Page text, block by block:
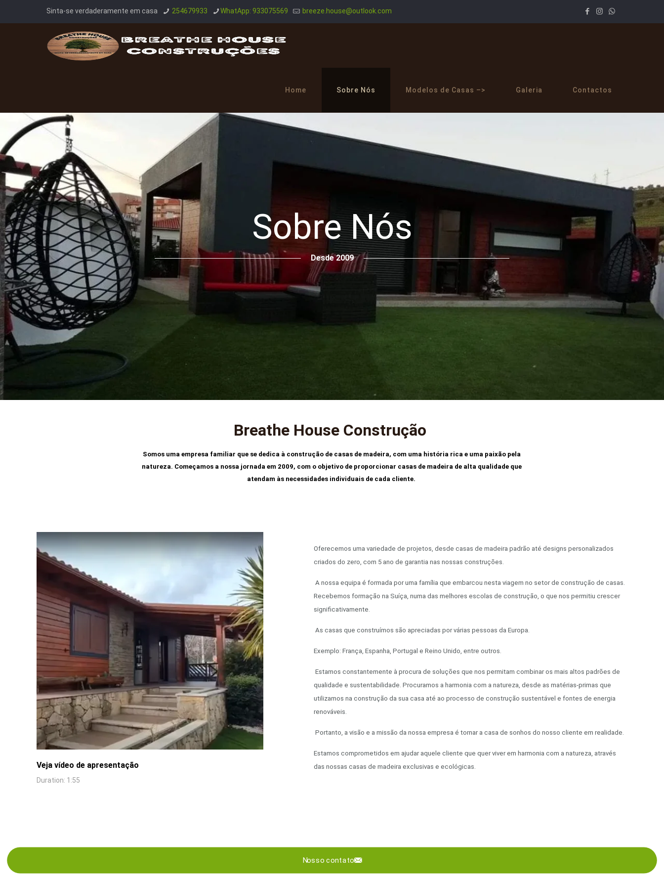
Sinta-se verdaderamente em casa 254679933 WhatApp: 933075569 breeze.house@outlook.com
Home Sobre Nós Modelos de Casas –> Galeria Contactos
Sobre Nós
Desde 2009
Breathe House Construção
Somos uma empresa familiar que se dedica à construção de casas de madeira, com uma história rica e uma paixão pela
natureza. Começamos a nossa jornada em 2009, com o objetivo de proporcionar casas de madeira de alta qualidade que
atendam às necessidades individuais de cada cliente.
Veja vídeo de apresentação
Duration: 1:55
Oferecemos uma variedade de projetos, desde casas de madeira padrão até designs personalizados
criados do zero, com 5 ano de garantia nas nossas construções.
A nossa equipa é formada por uma família que embarcou nesta viagem no setor de construção de casas.
Recebemos formação na Suíça, numa das melhores escolas de construção, o que nos permitiu crescer
significativamente.
As casas que construímos são apreciadas porvárias pessoas da Europa.
Exemplo: França, Espanha, Portugal e Reino Unido, entre outros.
Estamos constantemente à procura de soluções que nos permitam combinar os mais altos padrões de
qualidade e sustentabilidade. Procuramos a harmonia com a natureza, desde as matérias-primas que
utilizamos na construção da sua casa até ao processo de construção sustentável e fontes de energia
renováveis.
Portanto, a visão e a missão da nossa empresa é tornar a casa de sonhos do nosso cliente em realidade.
Estamos comprometidos em ajudar aquele cliente que quer viver em harmonia com a natureza, através
das nossas casas de madeira exclusivas e ecológicas.
Nosso contato